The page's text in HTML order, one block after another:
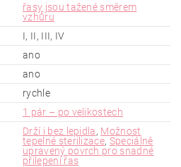
řasy jsou tažené směrem
vzhůru
I, II, III, IV
ano
ano
rychle
1 pár – po velikostech
Drží i bez lepidla, Možnost
tepelné sterilizace, Speciálně
upravený povrch pro snadné
přilepení řas